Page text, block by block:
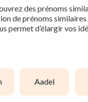
des prénoms
de prénoms
permet d’élargir vos
aadel